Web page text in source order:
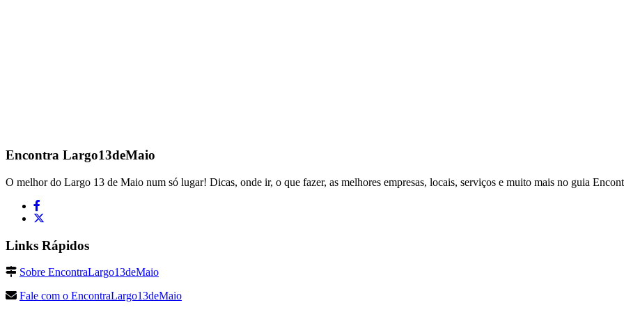
Encontra Largo13deMaio
O melhor do Largo 13 de Maio num só lugar! Dicas, onde ir, o que fazer, as melhores empresas, locais, serviços e muito mais no guia
Links Rápidos
Sobre EncontraLargo13deMaio
Fale com o EncontraLargo13deMaio